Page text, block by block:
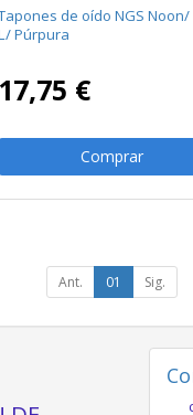
de oído NGS Noon/
Púrpura
17,75 €
Comprar
Ant. 01 Sig.